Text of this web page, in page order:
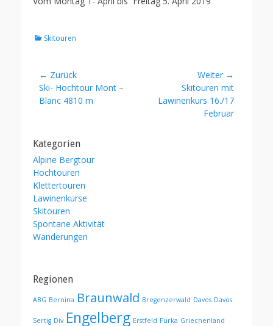
Kategorien
Skitouren
Beitragsnavigation
← Zurück
Vorheriger
Beitrag:
Ski- Hochtour Mont –
Blanc 4810 m
Weiter →
Beitrag:
Skitouren mit
Lawinenkurs 16./17
Februar
Kategorien
Alpine Bergtour
Hochtouren
Klettertouren
Lawinenkurse
Skitouren
Spontane Aktivität
Wanderungen
Regionen
ABG Bernina Braunwald Bregenzerwald Davos Davos
Sertig Div Engelberg Erstfeld Furka Griechenland